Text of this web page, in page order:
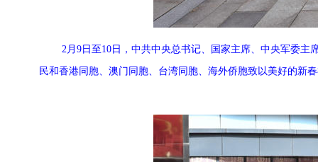
2月9日至10日，中共中央总书记、国家主席、中央军委
民和香港同胞、澳门同胞、台湾同胞、海外侨胞致以美好的新